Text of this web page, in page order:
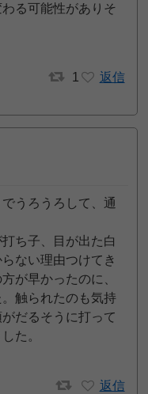
る可能性がありそ
1 返信
うろうろして、通
ち子、目が出た白
ない理由つけてき
が早かったのに、
触られたのも気持
だるそうに打って
た。
返信